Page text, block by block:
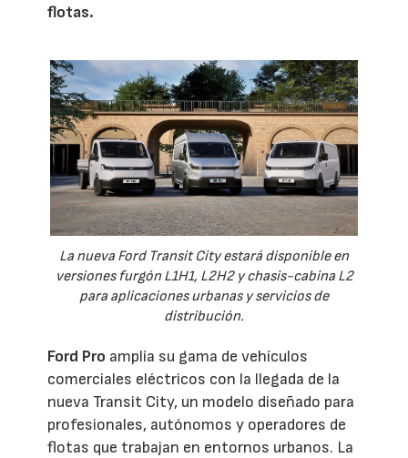
flotas.
La nueva Ford Transit City estará disponible en
versiones furgón L1H1, L2H2 y chasis-cabina L2
para aplicaciones urbanas y servicios de
distribución.
Ford Pro amplía su gama de vehículos
comerciales eléctricos con la llegada de la
nueva Transit City, un modelo diseñado para
profesionales, autónomos y operadores de
flotas que trabajan en entornos urbanos. La